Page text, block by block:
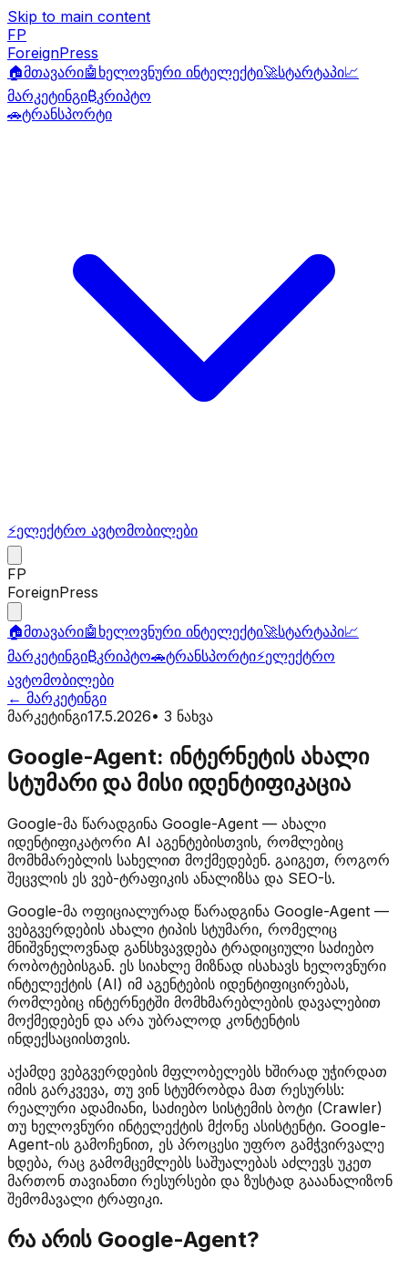
Skip to main content
FP
ForeignPress
🏠მთავარი🤖 ხელოვნური ინტელექტი🚀სტარტაპი📈
მარკეტინგი₿კრიპტო
🚗ტრანსპორტი
⚡ელექტრო ავტომობილები
FP
ForeignPress
🏠მთავარი🤖 ხელოვნური ინტელექტი🚀სტარტაპი📈
მარკეტინგი₿კრიპტო🚗ტრანსპორტი⚡ელექტრო
ავტომობილები
← მარკეტინგი
მარკეტინგი17.5.2026• 3 ნახვა
Google-Agent: ინტერნეტის ახალი
სტუმარი და მისი იდენტიფიკაცია
Google-მა წარადგინა Google-Agent — ახალი
იდენტიფიკატორი AI აგენტებისთვის, რომლებიც
მომხმარებლის სახელით მოქმედებენ. გაიგეთ, როგორ
შეცვლის ეს ვებ-ტრაფიკის ანალიზსა და SEO-ს.
Google-მა ოფიციალურად წარადგინა Google-Agent —
ვებგვერდების ახალი ტიპის სტუმარი, რომელიც
მნიშვნელოვნად განსხვავდება ტრადიციული საძიებო
რობოტებისგან. ეს სიახლე მიზნად ისახავს ხელოვნური
ინტელექტის (AI) იმ აგენტების იდენტიფიცირებას,
რომლებიც ინტერნეტში მომხმარებლების დავალებით
მოქმედებენ და არა უბრალოდ კონტენტის
ინდექსაციისთვის.
აქამდე ვებგვერდების მფლობელებს ხშირად უჭირდათ
იმის გარკვევა, თუ ვინ სტუმრობდა მათ რესურსს:
რეალური ადამიანი, საძიებო სისტემის ბოტი (Crawler)
თუ ხელოვნური ინტელექტის მქონე ასისტენტი. Google-
Agent-ის გამოჩენით, ეს პროცესი უფრო გამჭვირვალე
ხდება, რაც გამომცემლებს საშუალებას აძლევს უკეთ
მართონ თავიანთი რესურსები და ზუსტად გააანალიზონ
შემომავალი ტრაფიკი.
რა არის Google-Agent?